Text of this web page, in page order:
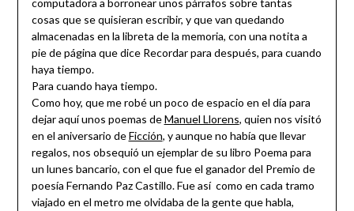
computadora a borronear unos párrafos sobre tantas
cosas que se quisieran escribir, y que van quedando
almacenadas en la libreta de la memoria, con una notita a
pie de página que dice Recordar para después, para cuando
haya tiempo.
Para cuando haya tiempo.
Como hoy, que me robé un poco de espacio en el día para
dejar aquí unos poemas deManuel Llorens, quien nos visitó
en el aniversario deFicción, y aunque no había que llevar
regalos, nos obsequió un ejemplar de su libro Poema para
un lunes bancario, con el que fue el ganador del Premio de
poesía Fernando Paz Castillo. Fue así como en cada tramo
viajado en el metro me olvidaba de la gente que habla,